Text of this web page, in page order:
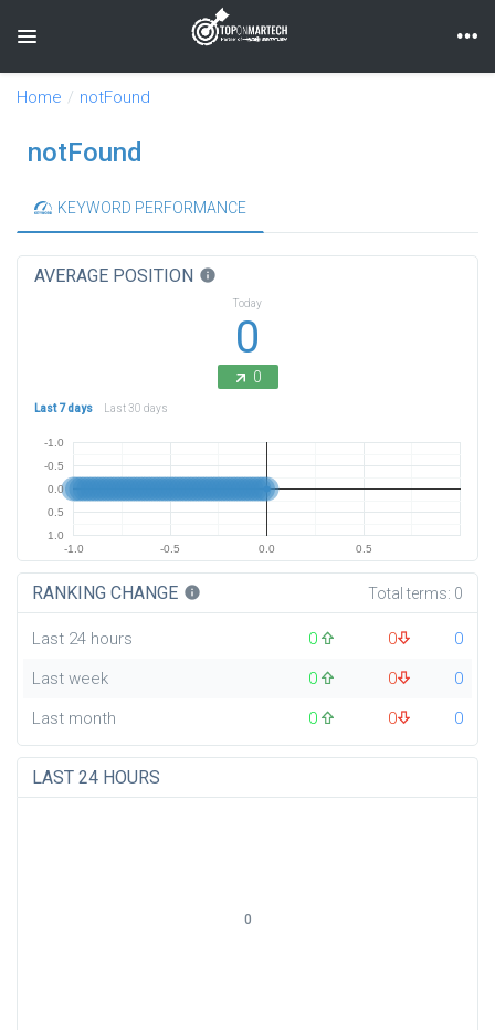
Toggle navigation
Home notFound
notFound
KEYWORD PERFORMANCE
AVERAGE POSITION info
Today
0
0
Last 7 days Last 30 days
-1.0 -0.5 0.0 0.5
-1.0
-0.5
0.0
0.5
1.0
RANKING CHANGE info Total terms: 0
Last 24 hours 0 0
0
Last week
0 0
0
Last month
0 0 0
LAST 24 HOURS
0